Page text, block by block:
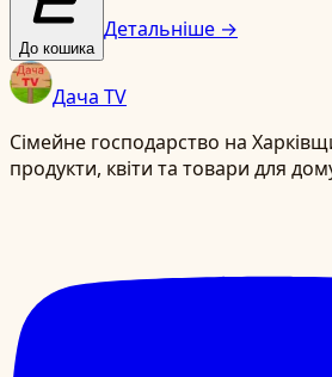
До кошика
Детальніше →
Дача TV
Сімейне господарство на
продукти, квіти та товари для